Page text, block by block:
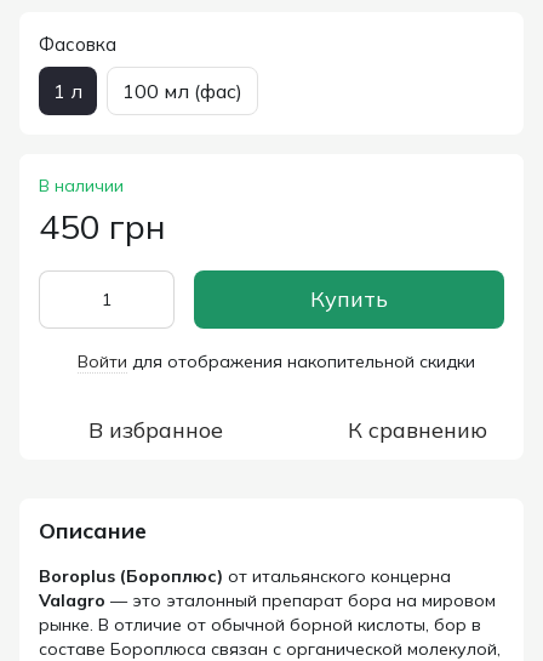
Фасовка
1 л 100 мл (фас)
В наличии
450 грн
Купить
Войти для отображения накопительной скидки
В избранное К сравнению
Описание
Boroplus (Бороплюс) от итальянского концерна
Valagro — это эталонный препарат бора на мировом
рынке. В отличие от обычной борной кислоты, бор в
составе Бороплюса связан с органической молекулой,